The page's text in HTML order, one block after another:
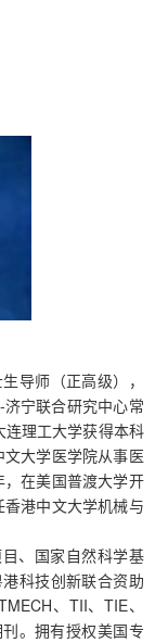
导师（正高级），
宁联合研究中心常
理工大学获得本科
大学医学院从事医
在美国普渡大学开
港中文大学机械与
、国家自然科学基
科技创新联合资助
、TII、TIE、
。拥有授权美国专